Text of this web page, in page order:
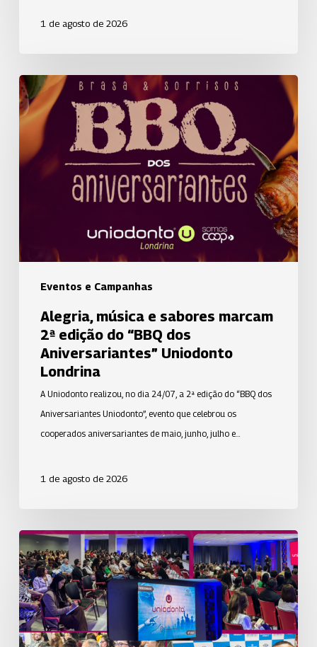
1 de agosto de 2026
Eventos e Campanhas
Alegria,
música
e
sabores
marcam
“BBQ
dos
Aniversariantes”
Londrina
Alegria, música e sabores marcam
2ª edição do “BBQ dos
Aniversariantes” Uniodonto
Londrina
A Uniodonto realizou, no dia 24/07, a 2ª edição do “BBQ dos
Aniversariantes Uniodonto”, evento que celebrou os
cooperados aniversariantes de maio, junho, julho e…
1 de agosto de 2026
A
Uniodonto
PB
marcou
presença
em